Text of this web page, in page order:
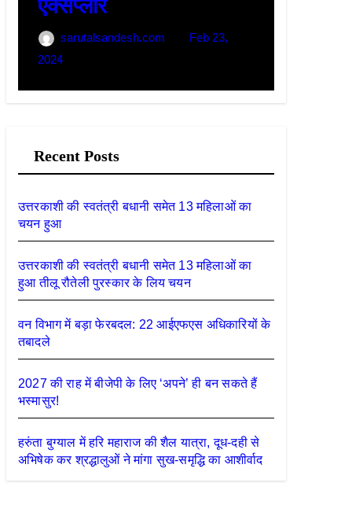
एक्सप्लोर
sarutalsandesh.com
Feb 23,
2024
Recent Posts
उत्तरकाशी की स्वतंत्री बधानी समेत 13 महिलाओं का
चयन हुआ
उत्तरकाशी की स्वतंत्री बधानी समेत 13 महिलाओं का
हुआ तीलू रौतेली पुरस्कार के लिय चयन
वन विभाग में बड़ा फेरबदल: 22 आईएफएस अधिकारियों के
तबादले
2027 की राह में बीजेपी के लिए ‘अपने’ ही बन सकते हैं
भस्मासुर!
हरुंता बुग्याल में हरि महाराज की शैल यात्रा, दूध-दही से
अभिषेक कर श्रद्धालुओं ने मांगा सुख-समृद्धि का आशीर्वाद